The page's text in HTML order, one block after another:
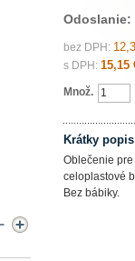
Odoslanie:
bez DPH:
s DPH: 15,15
Množ.
Krátky popis
Oblečenie
celoplastové
Bez bábiky.